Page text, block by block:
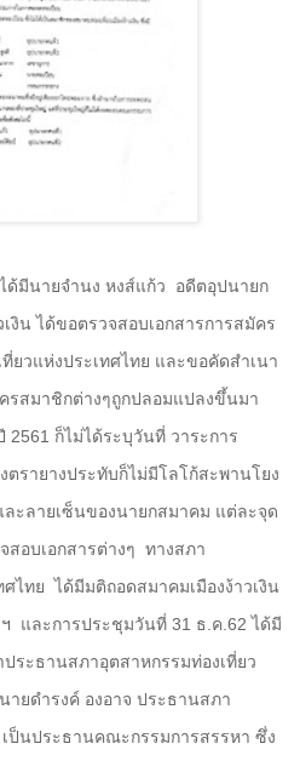
ด้มีนายจำนง หงส์แก้ว อดีตอุปนายก
เงิน ได้ขอตรวจสอบเอกสารการสมัคร
ยวแห่งประเทศไทย และขอคัดสำเนา
รสมาชิกต่างๆถูกปลอมแปลงขึ้นมา
2561 ก็ไม่ได้ระบุวันที่ วาระการ
รายางประทับก็ไม่มีโลโก้สะพานโยง
ะลายเซ็นของนายกสมาคม แต่ละจุด
อบเอกสารต่างๆ ทางสภา
ไทย ได้มีมติถอดสมาคมเมืองง้าวเงิน
ฯ และการประชุมวันที่ 31 ธ.ค. 62 ได้มี
ระธานสภาอุตสาหกรรมท่องเที่ยว
ยดำรงค์ องอาจ ประธานสภา
ป็นประธานคณะกรรมการสรรหา ซึ่ง